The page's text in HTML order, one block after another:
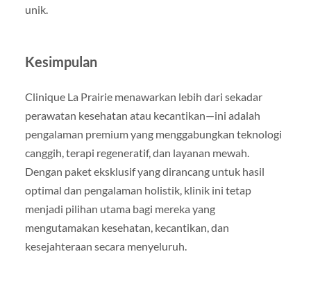
unik.
Kesimpulan
Clinique La Prairie menawarkan lebih dari sekadar
perawatan kesehatan atau kecantikan—ini adalah
pengalaman premium yang menggabungkan teknologi
canggih, terapi regeneratif, dan layanan mewah.
Dengan paket eksklusif yang dirancang untuk hasil
optimal dan pengalaman holistik, klinik ini tetap
menjadi pilihan utama bagi mereka yang
mengutamakan kesehatan, kecantikan, dan
kesejahteraan secara menyeluruh.